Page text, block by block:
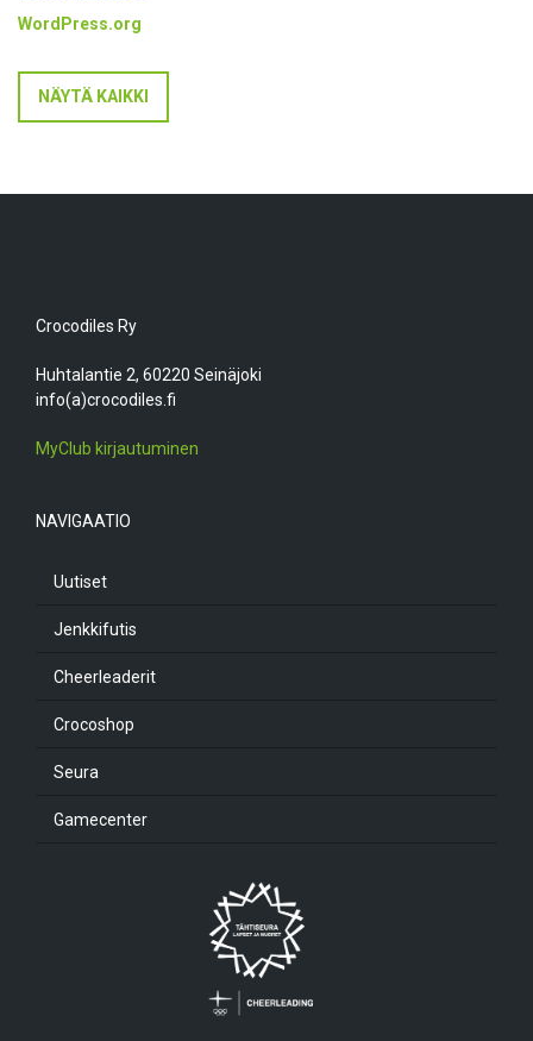
WordPress.org
NÄYTÄ KAIKKI
Crocodiles Ry
Huhtalantie 2, 60220 Seinäjoki
info(a)crocodiles.fi
MyClub kirjautuminen
NAVIGAATIO
Uutiset
Jenkkifutis
Cheerleaderit
Crocoshop
Seura
Gamecenter